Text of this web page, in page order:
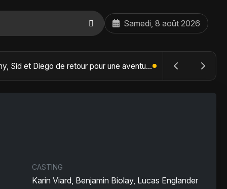
Samedi, 8 août 2026
The Batman : Part II – Robert Pattinson replonge dans les ténèbres de Gotham dès octobre 2027
CASTING
Karin Viard, Benjamin Biolay, Lucas Englander